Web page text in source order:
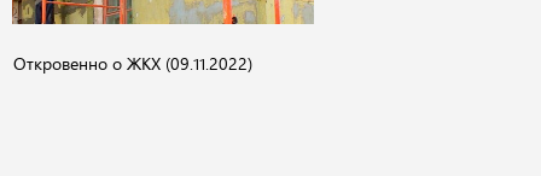
Откровенно о ЖКХ (09.11.2022)